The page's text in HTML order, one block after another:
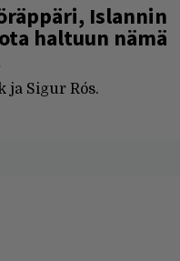
Islannin
haltuun nämä
Sigur Rós.